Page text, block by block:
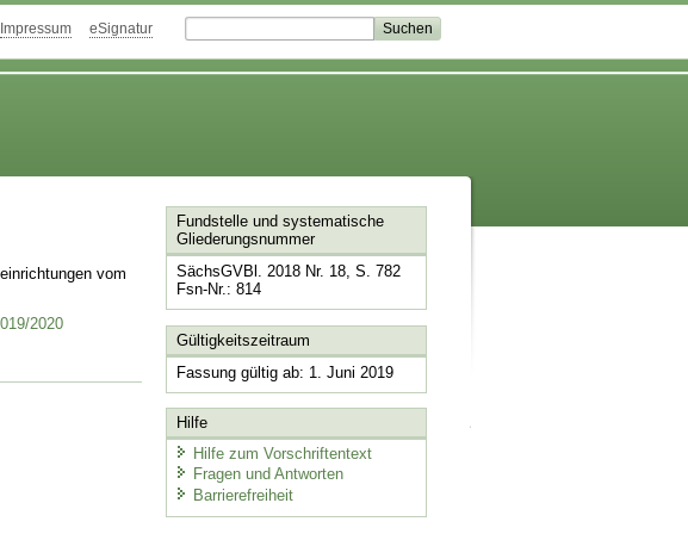
Impressum eSignatur
vom
2020
Fundstelle und systematische
Gliederungsnummer
SächsGVBl. 2018 Nr. 18, S. 782
Fsn-Nr.: 814
Gültigkeitszeitraum
Fassung gültig ab: 1. Juni 2019
Hilfe
Hilfe zum Vorschriftentext
Fragen und Antworten
Barrierefreiheit